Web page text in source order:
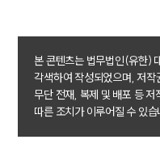
의료·바이
본 콘텐츠는 법무법인(유한)
각색하여 작성되었으며, 저작
무단 전재, 복제 및 배포 등
따른 조치가 이루어질 수 있습